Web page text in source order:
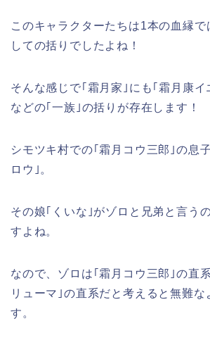
このキャラクターたちは1本の血縁で
しての括りでしたよね！
そんな感じで｢霜月家｣にも｢霜月康イ
などの｢一族｣の括りが存在します！
シモツキ村での｢霜月コウ三郎｣の息
ロウ｣。
その娘｢くいな｣がゾロと兄弟と言う
すよね。
なので、ゾロは｢霜月コウ三郎｣の直
リューマ｣の直系だと考えると無難な
す。